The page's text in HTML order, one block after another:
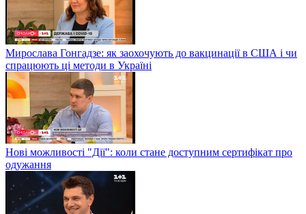
Мирослава Гонгадзе: як заохочують до вакцинації в США і чи
спрацюють ці методи в Україні
Нові можливості "Дії": коли стане доступним сертифікат про
одужання